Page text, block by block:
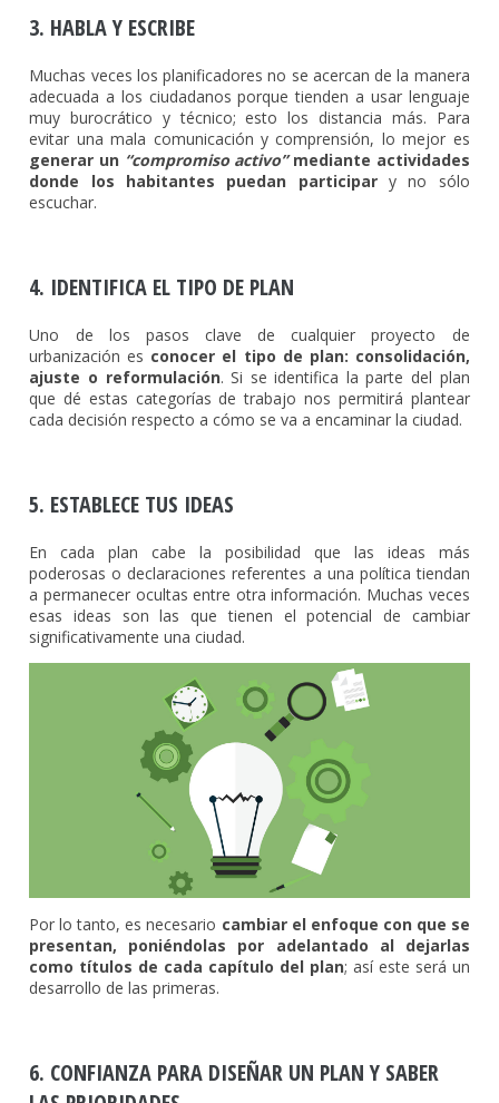
3. HABLA Y ESCRIBE
Muchas veces los planificadores no se acercan de la manera
adecuada a los ciudadanos porque tienden a usar lenguaje
muy burocrático y técnico; esto los distancia más. Para
evitar una mala comunicación y comprensión, lo mejor es
generar un “compromiso activo”mediante actividades
donde los habitantes puedan participary no sólo
escuchar.
4. IDENTIFICA EL TIPO DE PLAN
Uno de los pasos clave de cualquier proyecto de
urbanización es conocer el tipo de plan: consolidación,
ajuste o reformulación. Si se identifica la parte del plan
que dé estas categorías de trabajo nos permitirá plantear
cada decisión respecto a cómo se va a encaminar la ciudad.
5. ESTABLECE TUS IDEAS
En cada plan cabe la posibilidad que las ideas más
poderosas o declaraciones referentes a una política tiendan
a permanecer ocultas entre otra información. Muchas veces
esas ideas son las que tienen el potencial de cambiar
significativamente una ciudad.
Por lo tanto, es necesario cambiar el enfoque con que se
presentan, poniéndolas por adelantado al dejarlas
como títulos de cada capítulo del plan; así este será un
desarrollo de las primeras.
6. CONFIANZA PARA DISEÑAR UN PLAN Y SABER